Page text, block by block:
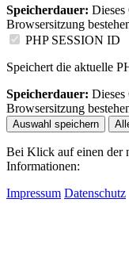
Speicherdauer:
Browsersitzung
PHP SESSION ID
Speichert die aktuelle
Speicherdauer:
Browsersitzung
Auswahl speichern
Bei Klick auf einen der
Informationen:
Impressum Datenschutz